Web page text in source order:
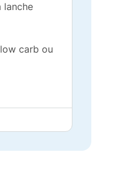
lanche
carb ou